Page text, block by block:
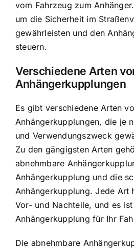
vom Fahrzeug zum
um die Sicherheit im
gewährleisten und den
steuern.
Verschiedene Arten
Anhängerkupplungen
Es gibt verschiedene Arten
Anhängerkupplungen, die je
und Verwendungszweck
Zu den gängigsten Arten
abnehmbare
Anhängerkupplung und die
Anhängerkupplung. Jede Art
Vor- und Nachteile, und es
Anhängerkupplung für Ihr
Die abnehmbare